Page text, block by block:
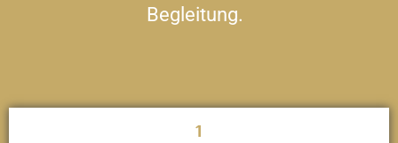
Begleitung.
1